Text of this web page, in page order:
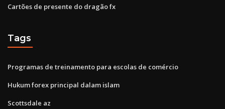
Cartões de presente do dragão fx
Tags
Programas de treinamento para escolas de comércio
Hukum forex principal dalam islam
Scottsdale az